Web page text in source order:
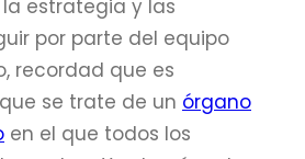
estrategia y las
por parte del equipo
recordad que es
se trate de un órgano
en el que todos los